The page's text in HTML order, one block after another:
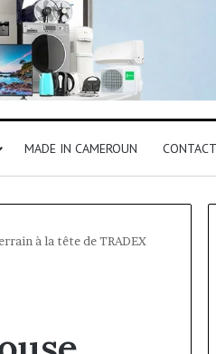
MADE IN CAMEROUN CONTACT
à la tête de TRADEX